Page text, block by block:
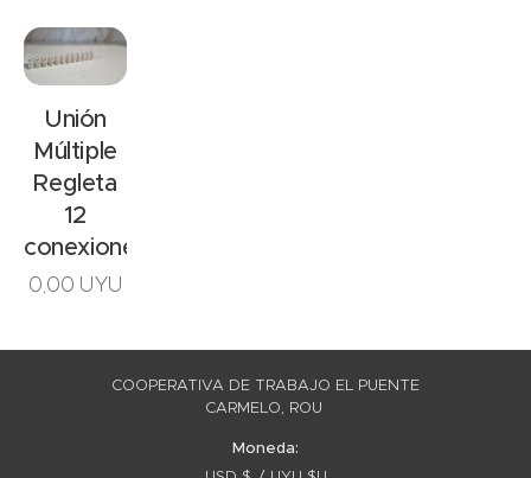
Unión
Múltiple
Regleta
12
conexiones
0,00 UYU
COOPERATIVA DE TRABAJO EL PUENTE
CARMELO, ROU
Moneda